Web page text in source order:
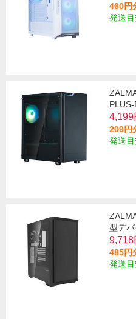
460円
発送
4,199
209円
発送
型デ
9,718
485円
発送